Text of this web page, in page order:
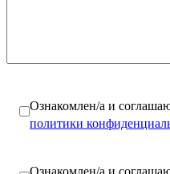
Ознакомлен/а и
политики
Ознакомлен/а и